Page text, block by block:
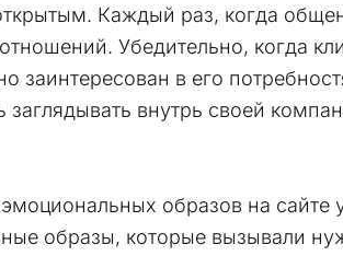
Каждый раз, когда
Убедительно, когда
в его
внутрь своей
образов на сайте
образы, которые вызывали